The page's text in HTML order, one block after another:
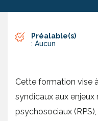
Préalable(s)
: Aucun
Cette formation vise
syndicaux aux enjeux
psychosociaux